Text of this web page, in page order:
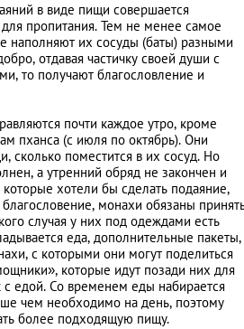
в виде пищи совершается
пропитания. Тем не менее самое
наполняют их сосуды (баты) разными
отдавая частичку своей души с
то получают благословление и
почти каждое утро, кроме
пханса (с июля по октябрь). Они
сколько поместится в их сосуд. Но
а утренний обряд не закончен и
хотели бы сделать подаяние,
монахи обязаны
случая у них под одеждами есть
еда, дополнительные пакеты,
с которыми они могут поделиться
которые идут позади них для
едой. Со временем еды набирается
чем необходимо на день, поэтому
более подходящую пищу.